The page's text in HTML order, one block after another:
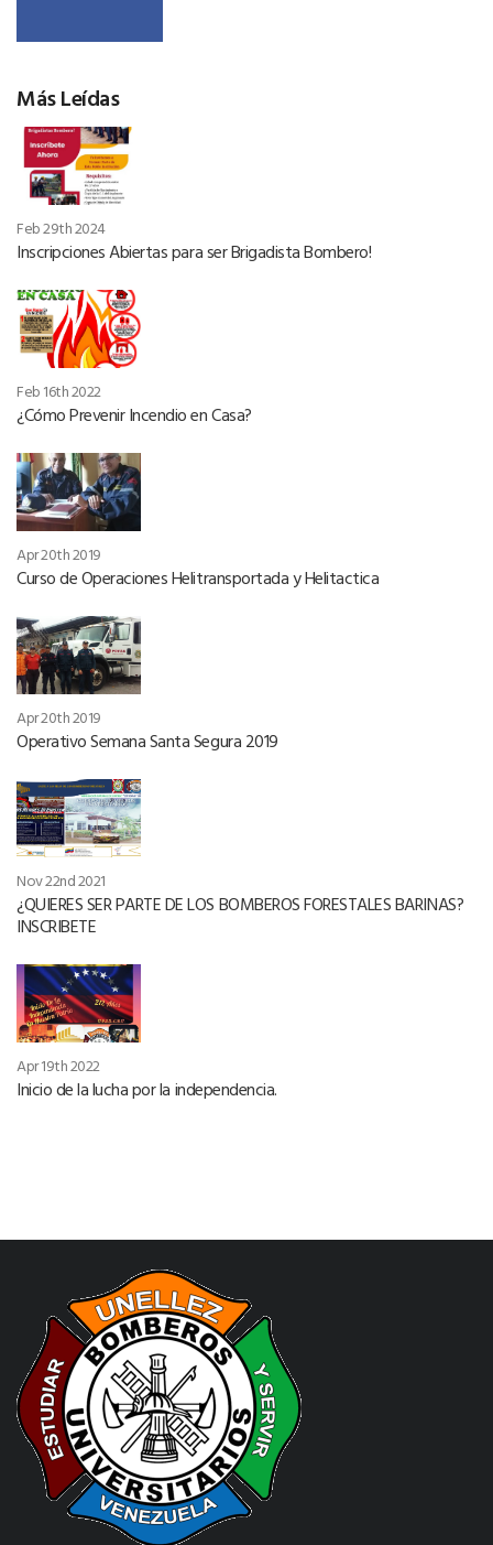
Más Leídas
Feb 29th 2024
Inscripciones Abiertas para ser Brigadista Bombero!
Feb 16th 2022
¿Cómo Prevenir Incendio en Casa?
Apr 20th 2019
Curso de Operaciones Helitransportada y Helitactica
Apr 20th 2019
Operativo Semana Santa Segura 2019
Nov 22nd 2021
¿QUIERES SER PARTE DE LOS BOMBEROS FORESTALES BARINAS?
INSCRIBETE
Apr 19th 2022
Inicio de la lucha por la independencia.